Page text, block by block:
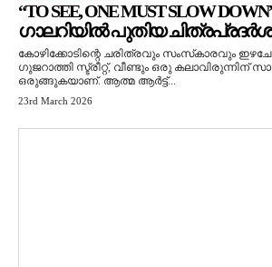
“TO SEE, ONE MUST SLOW
ഗാലറിയിൽ പുതിയ
കോഴിക്കോടിന്റെ ചരിത്രവും സംസ്‌കാരവും
ഗുജറാത്തി സ്ട്രീറ്റ്, വീണ്ടും ഒരു കലാവിരുന്നിന്
ഒരുങ്ങുകയാണ്. ആത്മ ആർട്ട്...
23rd March 2026